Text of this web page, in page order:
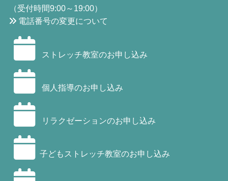
（受付時間9:00～19:00）
電話番号の変更について
ストレッチ教室のお申し込み
個人指導のお申し込み
リラクゼーションのお申し込み
子どもストレッチ教室のお申し込み